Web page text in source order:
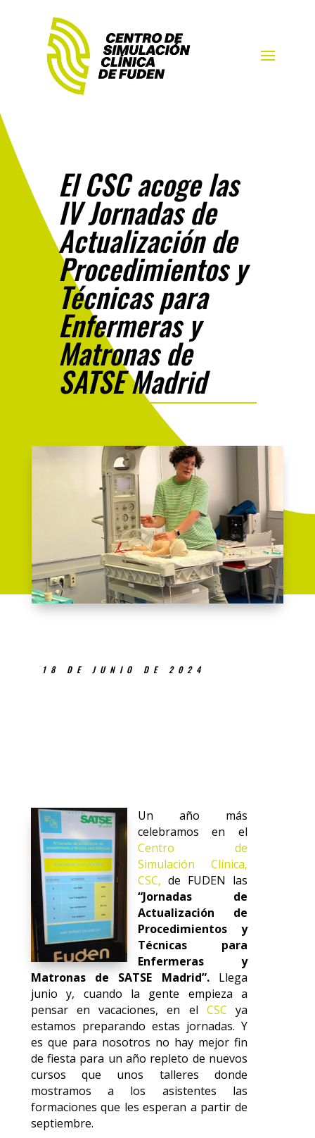
El CSC acoge las
IV Jornadas de
Actualización de
Procedimientos y
Técnicas para
Enfermeras y
Matronas de
SATSE Madrid
18 DE JUNIO DE 2024
Un año más
celebramos en el
Centro de
Simulación Clínica,
CSC, de FUDEN las
“Jornadas de
Actualización de
Procedimientos y
Técnicas para
Enfermeras y
Matronas de SATSE Madrid”.Llega
junio y, cuando la gente empieza a
pensar en vacaciones, en el CSC ya
estamos preparando estas jornadas. Y
es que para nosotros no hay mejor fin
de fiesta para un año repleto de nuevos
cursos que unos talleres donde
mostramos a los asistentes las
formaciones que les esperan a partir de
septiembre.